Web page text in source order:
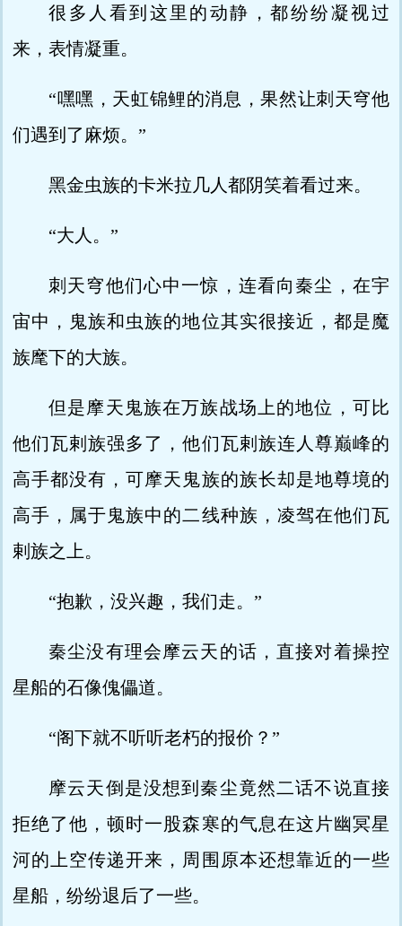
很多人看到这里的动静，都纷纷凝视过
来，表情凝重。
“嘿嘿，天虹锦鲤的消息，果然让刺天穹他
们遇到了麻烦。”
黑金虫族的卡米拉几人都阴笑着看过来。
“大人。”
刺天穹他们心中一惊，连看向秦尘，在宇
宙中，鬼族和虫族的地位其实很接近，都是魔
族麾下的大族。
但是摩天鬼族在万族战场上的地位，可比
他们瓦剌族强多了，他们瓦剌族连人尊巅峰的
高手都没有，可摩天鬼族的族长却是地尊境的
高手，属于鬼族中的二线种族，凌驾在他们瓦
剌族之上。
“抱歉，没兴趣，我们走。”
秦尘没有理会摩云天的话，直接对着操控
星船的石像傀儡道。
“阁下就不听听老朽的报价？”
摩云天倒是没想到秦尘竟然二话不说直接
拒绝了他，顿时一股森寒的气息在这片幽冥星
河的上空传递开来，周围原本还想靠近的一些
星船，纷纷退后了一些。